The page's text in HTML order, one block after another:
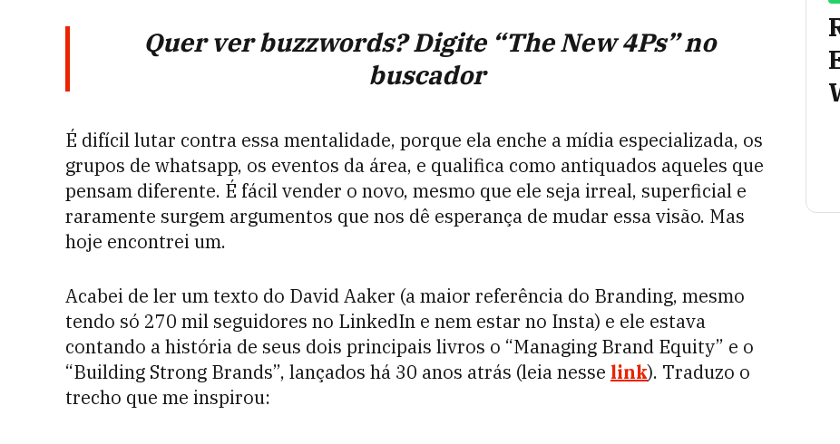
Quer ver buzzwords? Digite “The New 4Ps” no
buscador
É difícil lutar contra essa mentalidade, porque ela enche a mídia especializada, os
grupos de whatsapp, os eventos da área, e qualifica como antiquados aqueles que
pensam diferente. É fácil vender o novo, mesmo que ele seja irreal, superficial e
raramente surgem argumentos que nos dê esperança de mudar essa visão. Mas
hoje encontrei um.
Acabei de ler um texto do David Aaker (a maior referência do Branding, mesmo
tendo só 270 mil seguidores no LinkedIn e nem estar no Insta) e ele estava
contando a história de seus dois principais livros o “Managing Brand Equity” e o
“Building Strong Brands”, lançados há 30 anos atrás (leia nesse link). Traduzo o
trecho que me inspirou: